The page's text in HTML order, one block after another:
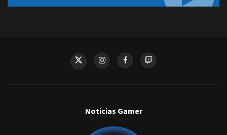
Noticias Gamer